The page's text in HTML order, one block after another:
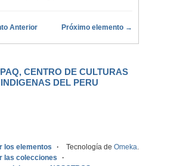
Anterior Próximo elemento →
CENTRO DE CULTURAS
INDIGENAS DEL PERU
los elementos
las colecciones
Tecnología de Omeka.